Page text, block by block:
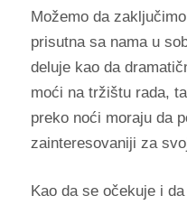
Možemo da
prisutna sa nama u
deluje kao da
moći na tržištu rada,
preko noći moraju da
zainteresovaniji za
Kao da se očekuje i